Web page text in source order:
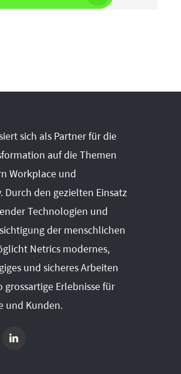
sich als Partner für die
auf die Themen
Workplace und
Durch den gezielten Einsatz
Technologien und
der menschlichen
Netrics modernes,
und sicheres Arbeiten
grossartige Erlebnisse für
und Kunden.